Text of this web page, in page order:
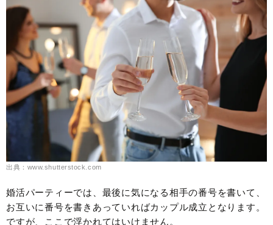
出典：www.shutterstock.com
婚活パーティーでは、最後に気になる相手の番号を書いて、
お互いに番号を書きあっていればカップル成立となります。
ですが、ここで浮かれてはいけません。